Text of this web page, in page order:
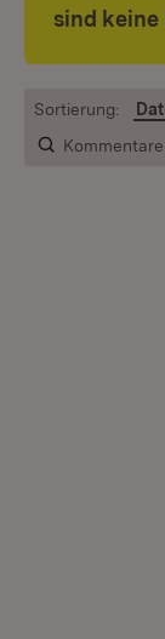
sind keine
Sortierung: